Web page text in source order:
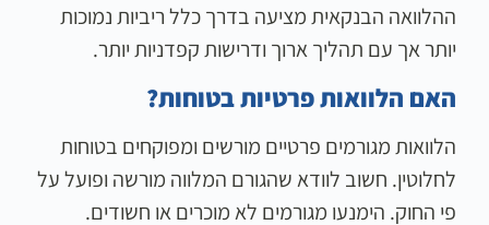
ההלוואה הבנקאית מציעה בדרך כלל ריביות נמוכות
יותר אך עם תהליך ארוך ודרישות קפדניות יותר.
האם הלוואות פרטיות בטוחות?
הלוואות מגורמים פרטיים מורשים ומפוקחים בטוחות
לחלוטין. חשוב לוודא שהגורם המלווה מורשה ופועל על
פי החוק. הימנעו מגורמים לא מוכרים או חשודים.